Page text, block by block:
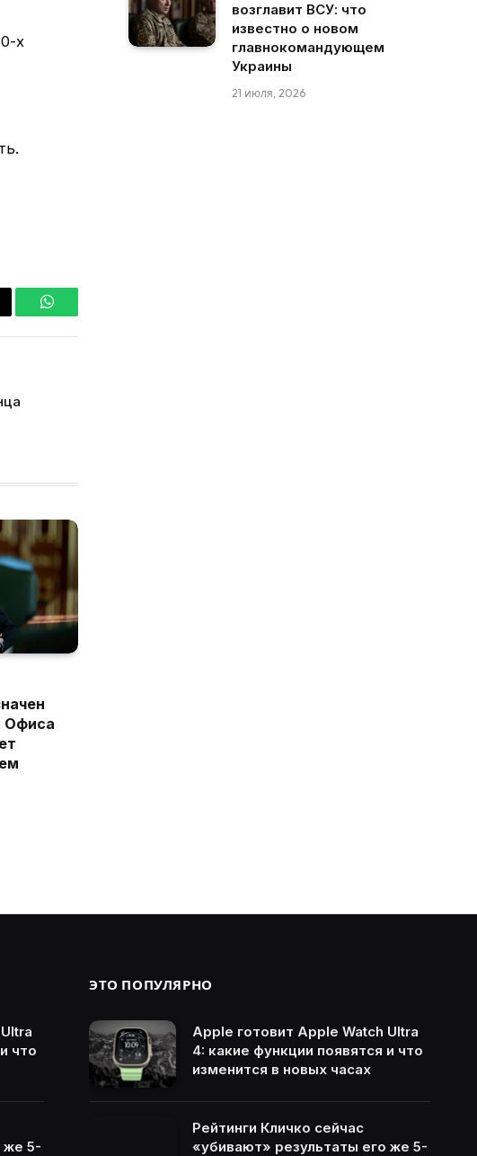
х
WhatsApp
Офиса
возглавит ВСУ: что
известно о новом
главнокомандующем
Украины
21 июля, 2026
что
же 5-
ЭТО ПОПУЛЯРНО
Apple готовит Apple Watch Ultra
4: какие функции появятся и что
изменится в новых часах
Рейтинги Кличко сейчас
«убивают» результаты его же 5-